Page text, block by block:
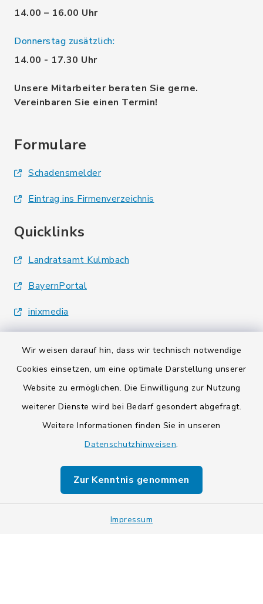
Wir weisen darauf hin, dass wir technisch notwendige
Cookies einsetzen, um eine optimale Darstellung unserer
Website zu ermöglichen. Die Einwilligung zur Nutzung
weiterer Dienste wird bei Bedarf gesondert abgefragt.
Weitere Informationen finden Sie in unseren
Datenschutzhinweisen.
Zur Kenntnis genommen
Impressum
14.00 – 16.00 Uhr
Donnerstag zusätzlich:
14.00 - 17.30 Uhr
Unsere Mitarbeiter beraten Sie gerne.
Vereinbaren Sie einen Termin!
Formulare
Schadensmelder
Eintrag ins Firmenverzeichnis
Quicklinks
Landratsamt Kulmbach
BayernPortal
inixmedia
Barrierefreiheit
Impressum
Sitemap